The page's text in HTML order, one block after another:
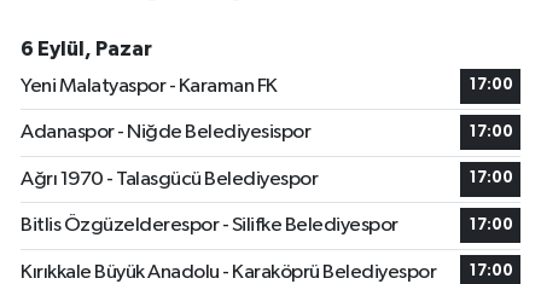
6 Eylül, Pazar
Yeni Malatyaspor - Karaman FK
17:00
Adanaspor - Niğde Belediyesispor 17:00
Ağrı 1970 - Talasgücü Belediyespor 17:00
Bitlis Özgüzelderespor - Silifke Belediyespor 17:00
Kırıkkale Büyük Anadolu - Karaköprü Belediyespor 17:00